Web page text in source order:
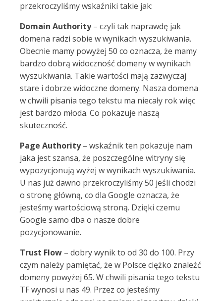
przekroczyliśmy wskaźniki takie jak:
Domain Authority– czyli tak naprawdę jak
domena radzi sobie w wynikach wyszukiwania.
Obecnie mamy powyżej 50 co oznacza, że mamy
bardzo dobrą widoczność domeny w wynikach
wyszukiwania. Takie wartości mają zazwyczaj
stare i dobrze widoczne domeny. Nasza domena
w chwili pisania tego tekstu ma niecały rok więc
jest bardzo młoda. Co pokazuje naszą
skuteczność.
Page Authority– wskaźnik ten pokazuje nam
jaka jest szansa, że poszczególne witryny się
wypozycjonują wyżej w wynikach wyszukiwania.
U nas już dawno przekroczyliśmy 50 jeśli chodzi
o stronę główną, co dla Google oznacza, że
jesteśmy wartościową stroną. Dzięki czemu
Google samo dba o nasze dobre
pozycjonowanie.
Trust Flow – dobry wynik to od 30 do 100. Przy
czym należy pamiętać, że w Polsce ciężko znaleźć
domeny powyżej 65. W chwili pisania tego tekstu
TF wynosi u nas 49. Przez co jesteśmy